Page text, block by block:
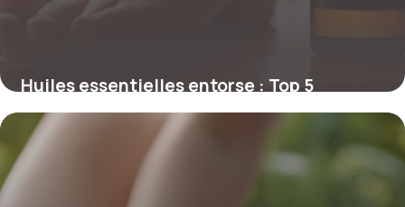
Huiles essentielles entorse : Top 5
efficaces
7 mai 2026